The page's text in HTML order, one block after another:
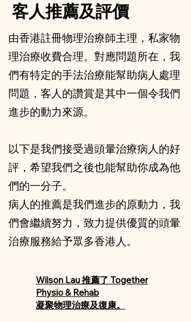
客人推薦及評價
由香港註冊物理治療師主理，私家物
理治療收費合理。對應問題所在，我
們有特定的手法治療能幫助病人處理
問題，客人的讚賞是其中一個令我們
進步的動力來源。
以下是我們接受過頭暈治療病人的好
評，希望我們之後也能幫助你成為他
們的一分子。
病人的推薦是我們進步的原動力，我
們會繼續努力，致力提供優質的頭暈
治療服務給予眾多香港人。
Wilson Lau 推薦了 Together
Physio & Rehab
凝聚物理治療及復康。